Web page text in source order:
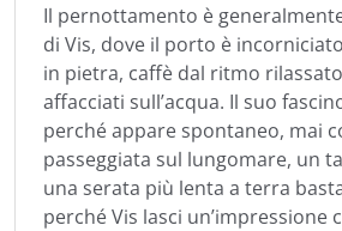
Il pernottamento è
di Vis, dove il porto è
in pietra, caffè dal ritmo
affacciati sull’acqua. Il suo
perché appare spontaneo, mai
passeggiata sul lungomare, un
una serata più lenta a terra
perché Vis lasci un’impressione